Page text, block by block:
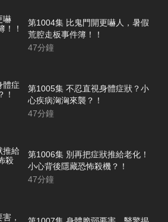
第1004集 比鬼門開更嚇人，暑假
荒腔走板事件簿！！
47分鐘
第1005集 不忍直視身體症狀？小
心疾病洶洶來襲？！
47分鐘
第1006集 別再把症狀推給老化！
小心背後隱藏恐怖殺機？！
47分鐘